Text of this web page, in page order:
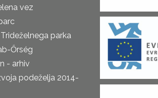
vez
parka
Őrség
- arhiv
podeželja 2014-